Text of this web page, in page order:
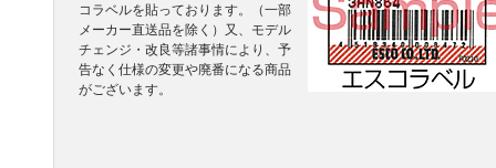
コラベルを貼っております。（一部
メーカー直送品を除く）又、モデル
チェンジ・改良等諸事情により、予
告なく仕様の変更や廃番になる商品
がございます。